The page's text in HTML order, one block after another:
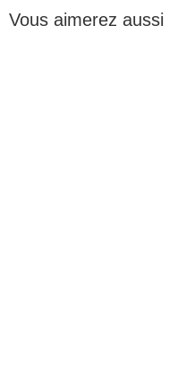
Vous aimerez aussi